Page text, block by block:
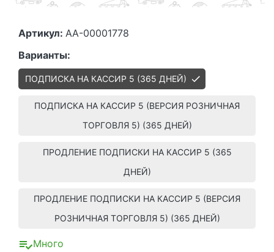
Артикул: АА-00001778
Варианты:
ПОДПИСКА НА КАССИР 5 (365 ДНЕЙ)
ПОДПИСКА НА КАССИР 5 (ВЕРСИЯ РОЗНИЧНАЯ
ТОРГОВЛЯ 5) (365 ДНЕЙ)
ПРОДЛЕНИЕ ПОДПИСКИ НА КАССИР 5 (365
ДНЕЙ)
ПРОДЛЕНИЕ ПОДПИСКИ НА КАССИР 5 (ВЕРСИЯ
РОЗНИЧНАЯ ТОРГОВЛЯ 5) (365 ДНЕЙ)
Много